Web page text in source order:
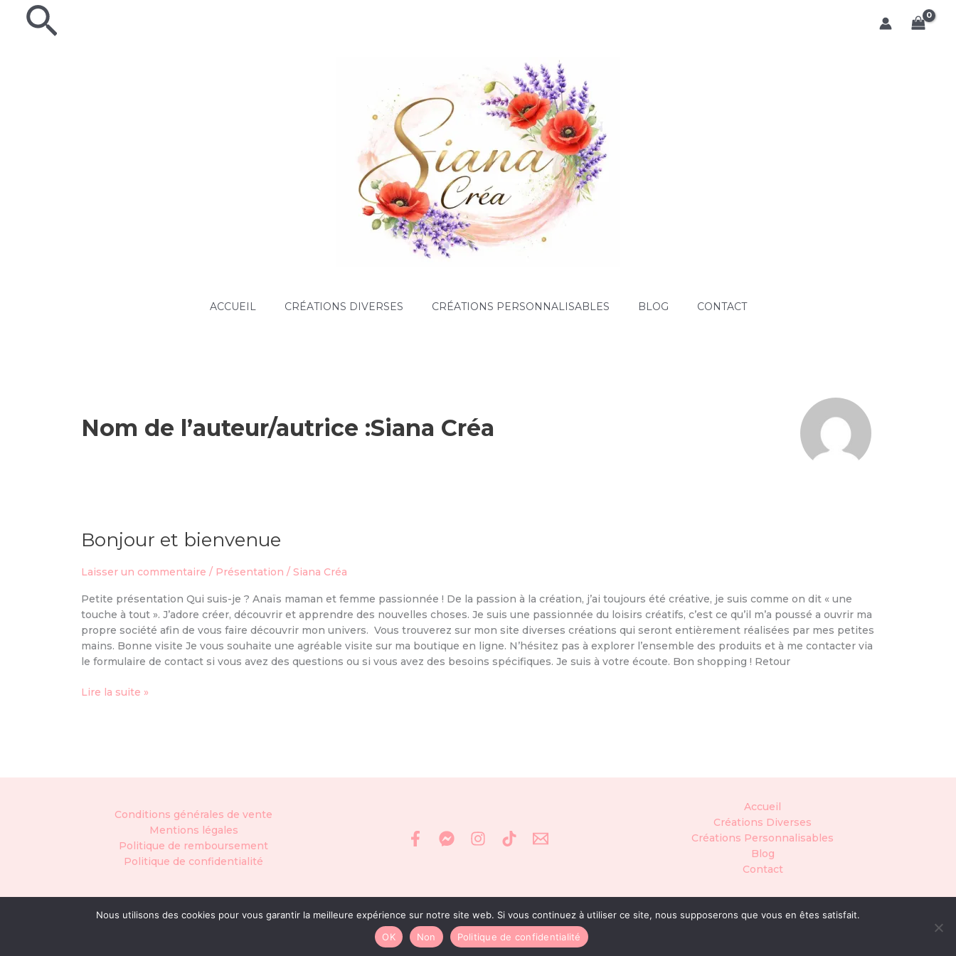
Rechercher
ACCUEIL CRÉATIONS DIVERSES CRÉATIONS PERSONNALISABLES BLOG CONTACT
Nom de l’auteur/autrice :Siana Créa
Bonjour et bienvenue
Laisser un commentaire / Présentation / Siana Créa
Petite présentation Qui suis-je ? Anaïs maman et femme passionnée ! De la passion à la création, j’ai toujours été créative, je suis comme on dit « une
touche à tout ». J’adore créer, découvrir et apprendre des nouvelles choses. Je suis une passionnée du loisirs créatifs, c’est ce qu’il m’a poussé a ouvrir ma
propre société afin de vous faire découvrir mon univers. Vous trouverez sur mon site diverses créations qui seront entièrement réalisées par mes petites
mains. Bonne visite Je vous souhaite une agréable visite sur ma boutique en ligne. N’hésitez pas à explorer l’ensemble des produits et à me contacter via
le formulaire de contact si vous avez des questions ou si vous avez des besoins spécifiques. Je suis à votre écoute. Bon shopping ! Retour
Bonjour
bienvenue
Lire la suite »
Conditions générales de vente
Mentions légales
Politique de remboursement
Politique de confidentialité
Accueil
Créations Diverses
Créations Personnalisables
Blog
Contact
© Siana Créa, tous droits réservés
Site réalisé avec ♡ parManon Sabrina design
Nous utilisons des cookies pour vous garantir la meilleure expérience sur notre site web. Si vous continuez à utiliser ce site, nous supposerons que vous en êtes satisfait.
OK
Non Politique de confidentialité